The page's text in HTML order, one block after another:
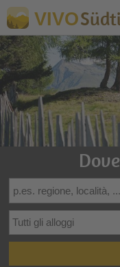
VIVO